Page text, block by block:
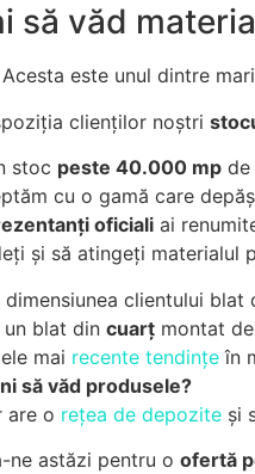
să văd
Acesta este unul dintre
clienților noștri
stoc peste 40.000 mp de
cu o gamă care
oficiali ai
și să atingeți materialul
dimensiunea clientului
blat din cuarț montat
mai recente tendințe în
să văd produsele?
are o rețea de depozite și
ne astăzi pentru o ofertă